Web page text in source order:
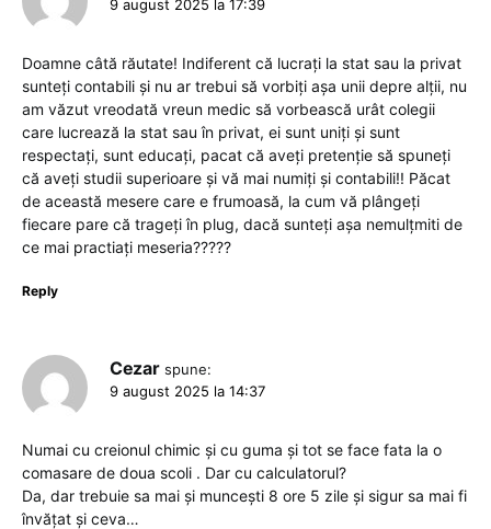
9 august 2025 la 17:39
Doamne câtă răutate! Indiferent că lucrați la stat sau la privat
sunteți contabili și nu ar trebui să vorbiți așa unii depre alții, nu
am văzut vreodată vreun medic să vorbească urât colegii
care lucrează la stat sau în privat, ei sunt uniți și sunt
respectați, sunt educați, pacat că aveți pretenție să spuneți
că aveți studii superioare și vă mai numiți și contabili!! Păcat
de această mesere care e frumoasă, la cum vă plângeți
fiecare pare că trageți în plug, dacă sunteți așa nemulțmiti de
ce mai practiați meseria?????
Reply
Cezar spune:
9 august 2025 la 14:37
Numai cu creionul chimic și cu guma și tot se face fata la o
comasare de doua scoli . Dar cu calculatorul?
Da, dar trebuie sa mai și muncești 8 ore 5 zile și sigur sa mai fi
învățat și ceva…